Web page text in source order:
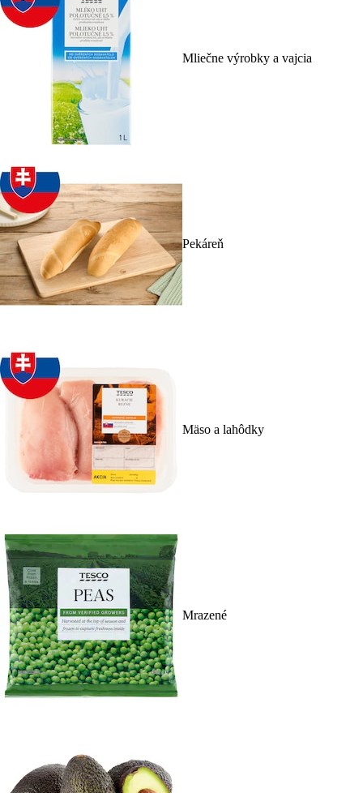
Mliečne výrobky a vajcia
Pekáreň
Mäso a lahôdky
Mrazené